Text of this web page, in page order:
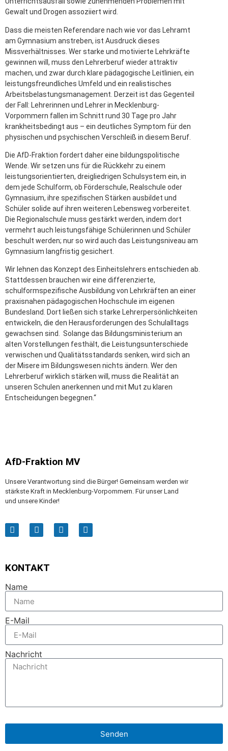
Gewalt und Drogen assoziiert wird.
Dass die meisten Referendare nach wie vor das Lehramt
am Gymnasium anstreben, ist Ausdruck dieses
Missverhältnisses. Wer starke und motivierte Lehrkräfte
gewinnen will, muss den Lehrerberuf wieder attraktiv
machen, und zwar durch klare pädagogische Leitlinien, ein
leistungsfreundliches Umfeld und ein realistisches
Arbeitsbelastungsmanagement. Derzeit ist das Gegenteil
der Fall: Lehrerinnen und Lehrer in Mecklenburg-
Vorpommern fallen im Schnitt rund 30 Tage pro Jahr
krankheitsbedingt aus – ein deutliches Symptom für den
physischen und psychischen Verschleiß in diesem Beruf.
Die AfD-Fraktion fordert daher eine bildungspolitische
Wende. Wir setzen uns für die Rückkehr zu einem
leistungsorientierten, dreigliedrigen Schulsystem ein, in
dem jede Schulform, ob Förderschule, Realschule oder
Gymnasium, ihre spezifischen Stärken ausbildet und
Schüler solide auf ihren weiteren Lebensweg vorbereitet.
Die Regionalschule muss gestärkt werden, indem dort
vermehrt auch leistungsfähige Schülerinnen und Schüler
beschult werden; nur so wird auch das Leistungsniveau am
Gymnasium langfristig gesichert.
Wir lehnen das Konzept des Einheitslehrers entschieden ab.
Stattdessen brauchen wir eine differenzierte,
schulformspezifische Ausbildung von Lehrkräften an einer
praxisnahen pädagogischen Hochschule im eigenen
Bundesland. Dort ließen sich starke Lehrerpersönlichkeiten
entwickeln, die den Herausforderungen des Schulalltags
gewachsen sind. Solange das Bildungsministerium an
alten Vorstellungen festhält, die Leistungsunterschiede
verwischen und Qualitätsstandards senken, wird sich an
der Misere im Bildungswesen nichts ändern. Wer den
Lehrerberuf wirklich stärken will, muss die Realität an
unseren Schulen anerkennen und mit Mut zu klaren
Entscheidungen begegnen.“
AfD-Fraktion MV
Unsere Verantwortung sind die Bürger! Gemeinsam werden wir
stärkste Kraft in Mecklenburg-Vorpommern. Für unser Land
und unsere Kinder!
KONTAKT
Name
E-Mail
Nachricht
Senden